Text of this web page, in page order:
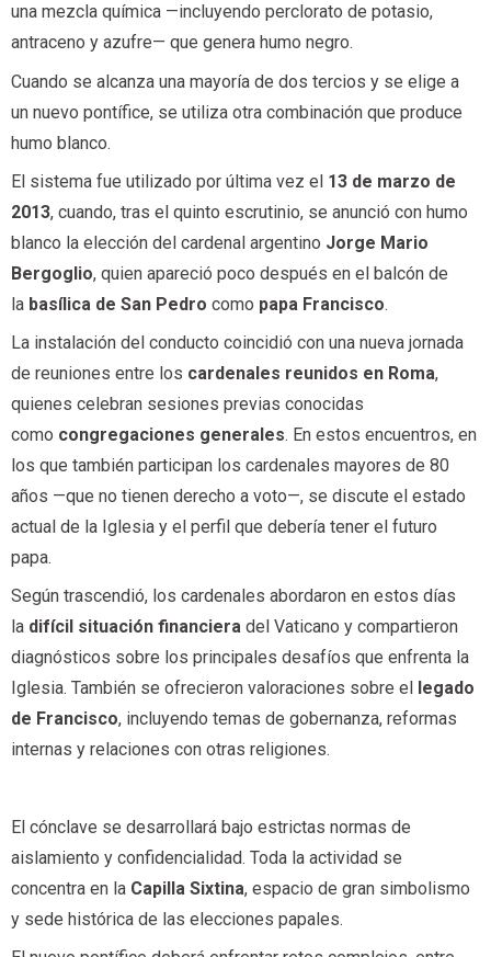
una mezcla química —incluyendo perclorato de potasio,
antraceno y azufre— que genera humo negro.
Cuando se alcanza una mayoría de dos tercios y se elige a
un nuevo pontífice, se utiliza otra combinación que produce
humo blanco.
El sistema fue utilizado por última vez el 13 de marzo de
2013, cuando, tras el quinto escrutinio, se anunció con humo
blanco la elección del cardenal argentino Jorge Mario
Bergoglio, quien apareció poco después en el balcón de
la basílica de San Pedro como papa Francisco.
La instalación del conducto coincidió con una nueva jornada
de reuniones entre los cardenales reunidos en Roma,
quienes celebran sesiones previas conocidas
como congregaciones generales. En estos encuentros, en
los que también participan los cardenales mayores de 80
años —que no tienen derecho a voto—, se discute el estado
actual de la Iglesia y el perfil que debería tener el futuro
papa.
Según trascendió, los cardenales abordaron en estos días
la difícil situación financiera del Vaticano y compartieron
diagnósticos sobre los principales desafíos que enfrenta la
Iglesia. También se ofrecieron valoraciones sobre el
legado
de Francisco, incluyendo temas de gobernanza, reformas
internas y relaciones con otras religiones.
El cónclave se desarrollará bajo estrictas normas de
aislamiento y confidencialidad. Toda la actividad se
concentra en la Capilla Sixtina, espacio de gran simbolismo
y sede histórica de las elecciones papales.